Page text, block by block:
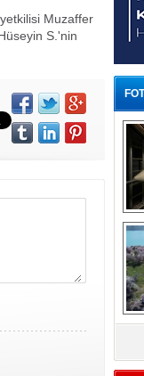
Muzaffer
S.'nin